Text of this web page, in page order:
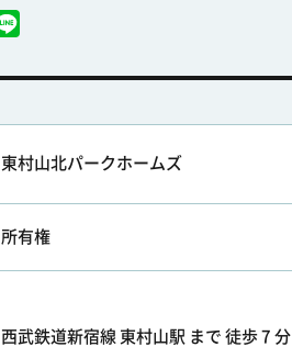
東村山北パークホームズ
所有権
西武鉄道新宿線 東村山駅 まで 徒歩 7 分